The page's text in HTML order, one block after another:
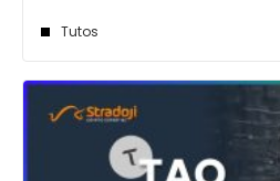
Tutos